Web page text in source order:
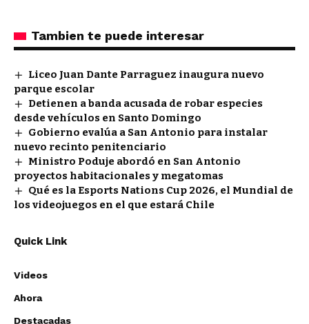
Tambien te puede interesar
Liceo Juan Dante Parraguez inaugura nuevo
parque escolar
Detienen a banda acusada de robar especies
desde vehículos en Santo Domingo
Gobierno evalúa a San Antonio para instalar
nuevo recinto penitenciario
Ministro Poduje abordó en San Antonio
proyectos habitacionales y megatomas
Qué es la Esports Nations Cup 2026, el Mundial de
los videojuegos en el que estará Chile
Quick Link
Videos
Ahora
Destacadas